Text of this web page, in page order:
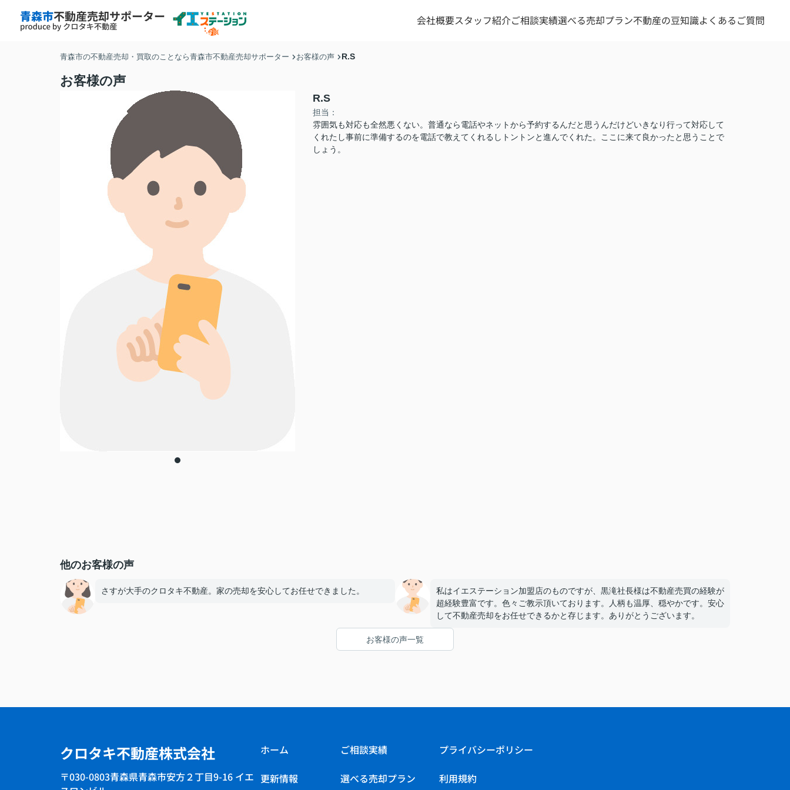
会社概要スタッフ紹介ご相談実績選べる売却プラン不動産の豆知識よくあるご質問
青森市の不動産売却・買取のことなら青森市不動産売却サポーター お客様の声 R.S
お客様の声
R.S
担当：
雰囲気も対応も全然悪くない。普通なら電話やネットから予約するんだと思うんだけどいきなり行って対応して
くれたし事前に準備するのを電話で教えてくれるしトントンと進んでくれた。ここに来て良かったと思うことで
しょう。
他のお客様の声
さすが大手のクロタキ不動産。家の売却を安心してお任せできました。
私はイエステーション加盟店のものですが、黒滝社長様は不動産売買の経験が
超経験豊富です。色々ご教示頂いております。人柄も温厚、穏やかです。安心
して不動産売却をお任せできるかと存じます。ありがとうございます。
お客様の声一覧
クロタキ不動産株式会社
〒030-0803青森県青森市安方２丁目9-16 イエ
ホーム
更新情報
ご相談実績
選べる売却プラン
プライバシーポリシー
利用規約